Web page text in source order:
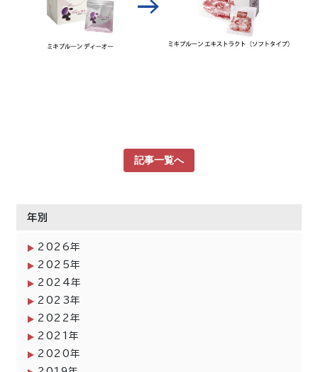
記事一覧へ
年別
2026年
2025年
2024年
2023年
2022年
2021年
2020年